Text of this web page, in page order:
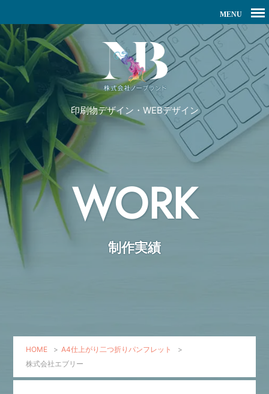
印刷物デザイン・WEBデザイン
WORK
制作実績
HOME > A4仕上がり二つ折りパンフレット
>
株式会社エブリー